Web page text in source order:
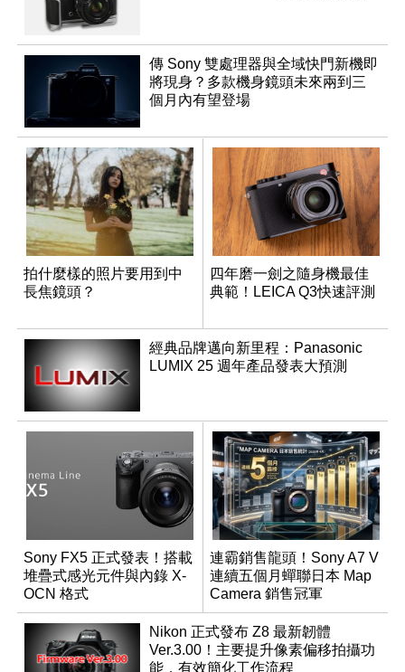
傳 Sony 雙處理器與全域快門新機即
將現身？多款機身鏡頭未來兩到三
個月內有望登場
拍什麼樣的照片要用到中
長焦鏡頭？
四年磨一劍之隨身機最佳
典範！LEICA Q3快速評測
經典品牌邁向新里程：Panasonic
LUMIX 25 週年產品發表大預測
Sony FX5 正式發表！搭載
堆疊式感光元件與內錄 X-
OCN 格式
連霸銷售龍頭！Sony A7 V
連續五個月蟬聯日本 Map
Camera 銷售冠軍
Nikon 正式發布 Z8 最新韌體
Ver.3.00！主要提升像素偏移拍攝功
能，有效簡化工作流程